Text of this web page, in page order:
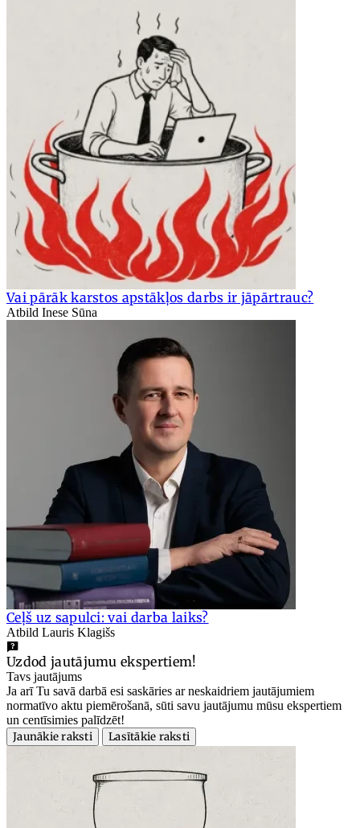
Vai pārāk karstos apstākļos darbs ir jāpārtrauc?
Atbild Inese Sūna
Ceļš uz sapulci: vai darba laiks?
Atbild Lauris Klagišs
Uzdod jautājumu ekspertiem!
Tavs jautājums
Ja arī Tu savā darbā esi saskāries ar neskaidriem jautājumiem
normatīvo aktu piemērošanā, sūti savu jautājumu mūsu ekspertiem
un centīsimies palīdzēt!
Jaunākie raksti
Lasītākie raksti